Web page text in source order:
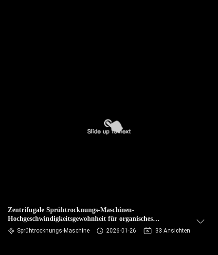
Zentrifugale Sprühtrocknungs-Maschinen-
Hochgeschwindigkeitsgewohnheit für organisches
Lösungsmittel
Sprühtrocknungs-Maschine 2026-01-26 33 Ansichten